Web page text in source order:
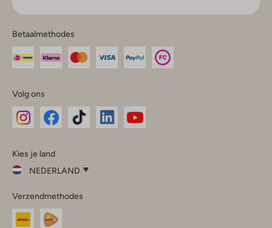
Betaalmethodes
Volg ons
InstagramFacebook
Kies je land
NEDERLAND
je
land
Nederland
Verzendmethodes